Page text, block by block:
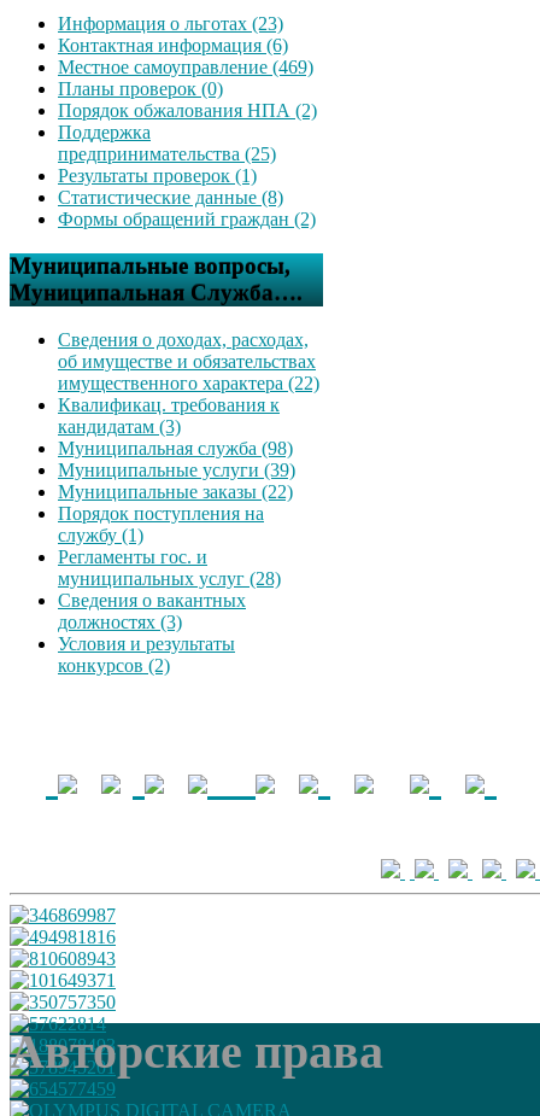
Информация о льготах (23)
Контактная информация (6)
Местное самоуправление (469)
Планы проверок (0)
Порядок обжалования НПА (2)
Поддержка
предпринимательства (25)
Результаты проверок (1)
Статистические данные (8)
Формы обращений граждан (2)
Муниципальные вопросы,
Муниципальная Служба….
Сведения о доходах, расходах,
об имуществе и обязательствах
имущественного характера (22)
Квалификац. требования к
кандидатам (3)
Муниципальная служба (98)
Муниципальные услуги (39)
Муниципальные заказы (22)
Порядок поступления на
службу (1)
Регламенты гос. и
муниципальных услуг (28)
Сведения о вакантных
должностях (3)
Условия и результаты
конкурсов (2)
Авторские права